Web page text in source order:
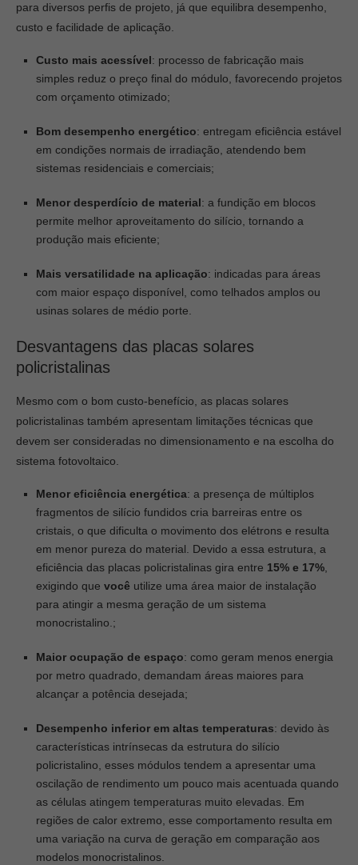
para diversos perfis de projeto, já que equilibra desempenho,
custo e facilidade de aplicação.
Custo mais acessível: processo de fabricação mais
simples reduz o preço final do módulo, favorecendo projetos
com orçamento otimizado;
Bom desempenho energético: entregam eficiência estável
em condições normais de irradiação, atendendo bem
sistemas residenciais e comerciais;
Menor desperdício de material: a fundição em blocos
permite melhor aproveitamento do silício, tornando a
produção mais eficiente;
Mais versatilidade na aplicação: indicadas para áreas
com maior espaço disponível, como telhados amplos ou
usinas solares de médio porte.
Desvantagens das placas solares
policristalinas
Mesmo com o bom custo-benefício, as placas solares
policristalinas também apresentam limitações técnicas que
devem ser consideradas no dimensionamento e na escolha do
sistema fotovoltaico.
Menor eficiência energética: a presença de múltiplos
fragmentos de silício fundidos cria barreiras entre os
cristais, o que dificulta o movimento dos elétrons e resulta
em menor pureza do material. Devido a essa estrutura, a
eficiência das placas policristalinas gira entre 15% e 17%
exigindo que você utilize uma área maior de instalação
para atingir a mesma geração de um sistema
monocristalino.;
Maior ocupação de espaço: como geram menos energia
por metro quadrado, demandam áreas maiores para
alcançar a potência desejada;
Desempenho inferior em altas temperaturas: devido às
características intrínsecas da estrutura do silício
policristalino, esses módulos tendem a apresentar uma
oscilação de rendimento um pouco mais acentuada quando
as células atingem temperaturas muito elevadas. Em
regiões de calor extremo, esse comportamento resulta em
uma variação na curva de geração em comparação aos
modelos monocristalinos.